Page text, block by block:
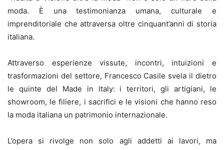
moda. È una testimonianza umana, culturale e
imprenditoriale che attraversa oltre cinquant’anni di storia
italiana.
Attraverso esperienze vissute, incontri, intuizioni e
trasformazioni del settore, Francesco Casile svela il dietro
le quinte del Made in Italy: i territori, gli artigiani, le
showroom, le filiere, i sacrifici e le visioni che hanno reso
la moda italiana un patrimonio internazionale.
L’opera si rivolge non solo agli addetti ai lavori, ma